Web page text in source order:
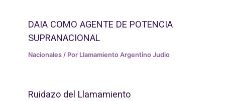
DAIA COMO AGENTE DE POTENCIA
SUPRANACIONAL
Nacionales / Por Llamamiento Argentino Judio
Ruidazo del Llamamiento